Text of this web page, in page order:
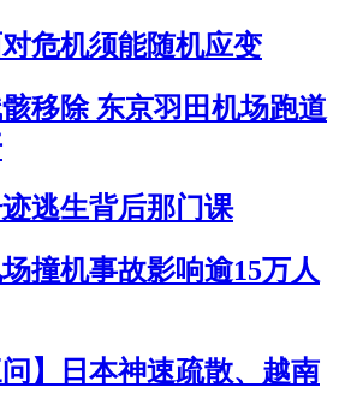
危机须能随机应变
移除 东京羽田机场跑道
逃生背后那门课
撞机事故影响逾15万人
问】日本神速疏散、越南